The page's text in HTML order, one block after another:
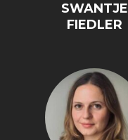
SWANTJE
FIEDLER